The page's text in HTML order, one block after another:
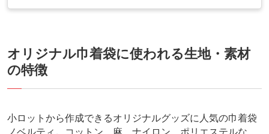
オリジナル巾着袋に使われる生地・素材
の特徴
小ロットから作成できるオリジナルグッズに人気の巾着袋
ノベルティ。コットン、麻、ナイロン、ポリエステルな